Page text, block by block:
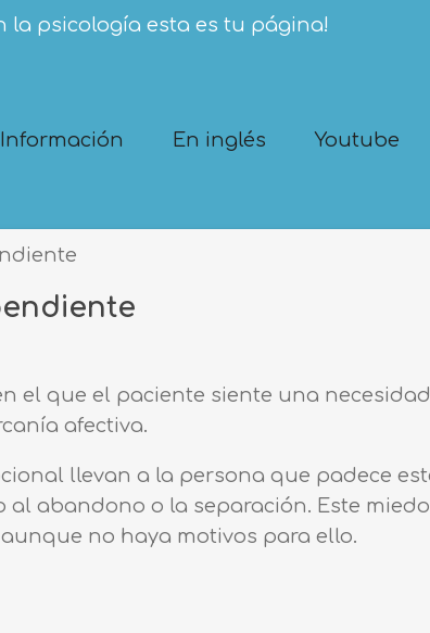
la psicología esta es tu página!
Información En inglés Youtube
el que el paciente siente una
afectiva.
llevan a la persona que padece
abandono o la separación. Este
no haya motivos para ello.